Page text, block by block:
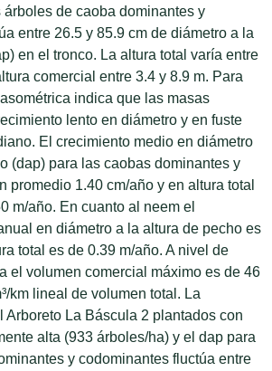
de caoba dominantes y
entre 26.5 y 85.9 cm de diámetro a la
en el tronco. La altura total varía entre
comercial entre 3.4 y 8.9 m. Para
indica que las masas
lento en diámetro y en fuste
El crecimiento medio en diámetro
(dap) para las caobas dominantes y
promedio 1.40 cm/año y en altura total
m/año. En cuanto al neem el
en diámetro a la altura de pecho es
total es de 0.39 m/año. A nivel de
el volumen comercial máximo es de 46
km lineal de volumen total. La
Arboreto La Báscula 2 plantados con
alta (933 árboles/ha) y el dap para
y codominantes fluctúa entre